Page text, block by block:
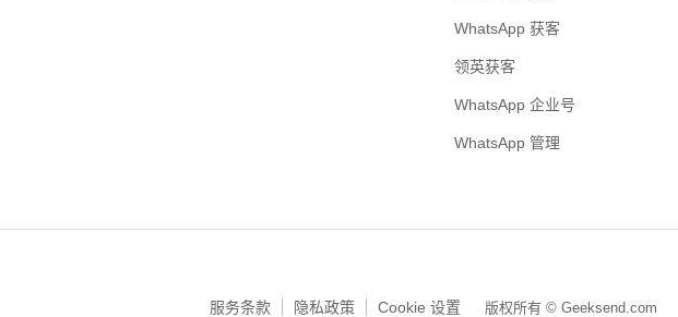
WhatsApp 获客
领英获客
WhatsApp 企业号
WhatsApp 管理
服务条款 隐私政策 Cookie 设置 版权所有 © Geeksend.com